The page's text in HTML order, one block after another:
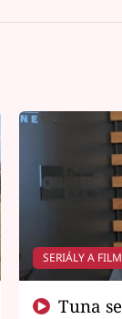
SERIÁLY A